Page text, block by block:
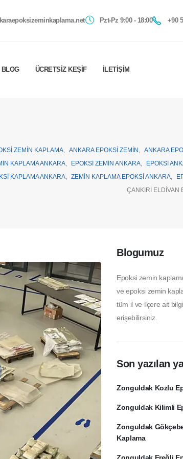
Pzt-Pz 9:00 - 18:00 +90
BLOG ÜCRETSIZ KEŞIF İLETIŞIM
ZEMIN KAPLAMA
ANKARA EPOKSI ZEMIN ANKARA
KAPLAMA ANKARA
EPOKSI ZEMIN ANKARA EPOKSI
KAPLAMA ANKARA
ZEMIN KAPLAMA EPOKSI ANKARA
ÇANKIRI ELDIVAN
Blogumuz
Epoksi zemin
ve epoksi zemin
tüm il ve ilçere ait
erişebilirsiniz.
Son yazılan
Zonguldak Kozlu
Zonguldak Kilimli
Zonguldak
Kaplama